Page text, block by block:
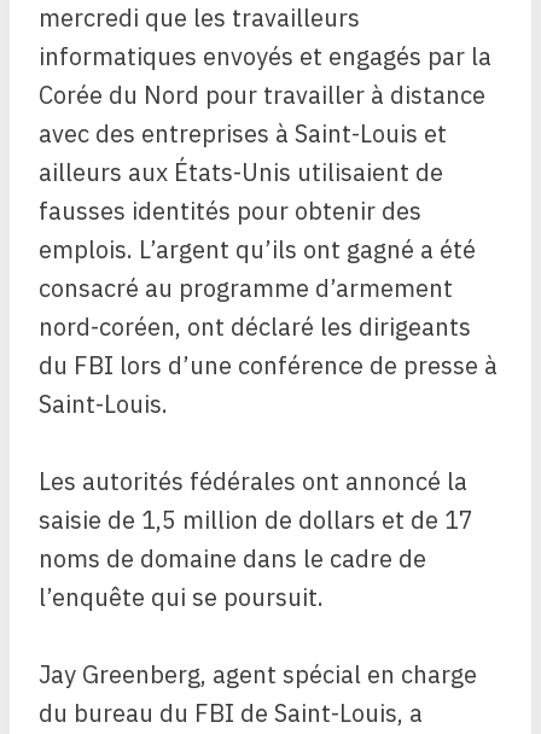
mercredi que les travailleurs
informatiques envoyés et engagés par la
Corée du Nord pour travailler à distance
avec des entreprises à Saint-Louis et
ailleurs aux États-Unis utilisaient de
fausses identités pour obtenir des
emplois. L’argent qu’ils ont gagné a été
consacré au programme d’armement
nord-coréen, ont déclaré les dirigeants
du FBI lors d’une conférence de presse à
Saint-Louis.
Les autorités fédérales ont annoncé la
saisie de 1,5 million de dollars et de 17
noms de domaine dans le cadre de
l’enquête qui se poursuit.
Jay Greenberg, agent spécial en charge
du bureau du FBI de Saint-Louis, a